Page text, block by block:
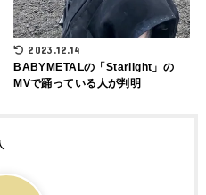
2023.12.14
BABYMETALの「Starlight」の
MVで踊っている人が判明